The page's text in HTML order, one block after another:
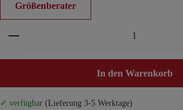
Größenberater
Produkt Anzahl: Gib den
In den Warenkorb
✓ verfügbar (Lieferung 3-5 Werktage)